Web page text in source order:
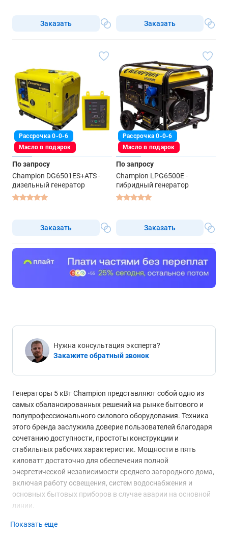
Заказать Заказать
Рассрочка 0-0-6
Масло в подарок
По запросу
Champion DG6501ES+ATS -
дизельный генератор
Заказать
Рассрочка 0-0-6
Масло в подарок
По запросу
Champion LPG6500E -
гибридный генератор
Заказать
Нужна консультация эксперта?
Закажите обратный звонок
Генераторы 5 кВт Champion представляют собой одно из
самых сбалансированных решений на рынке бытового и
полупрофессионального силового оборудования. Техника
этого бренда заслужила доверие пользователей благодаря
сочетанию доступности, простоты конструкции и
стабильных рабочих характеристик. Мощности в пять
киловатт достаточно для обеспечения полной
энергетической независимости среднего загородного дома,
включая работу освещения, систем водоснабжения и
основных бытовых приборов в случае аварии на основной
линии.
Показать еще